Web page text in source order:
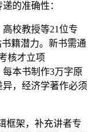
的准确性：
校教授等21位专
籍潜力。新书需通
核才立项
本书制作3万字原
，经济学著作必须
框架，补充讲者专